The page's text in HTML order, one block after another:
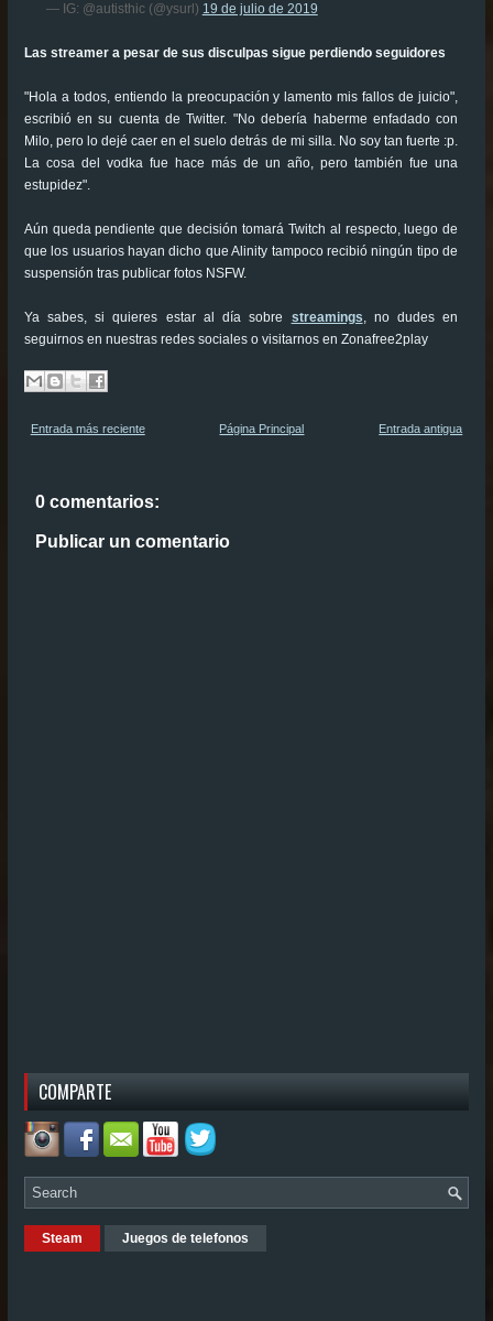
— IG: @autisthic (@ysurl) 19 de julio de 2019
Las streamer a pesar de sus disculpas sigue perdiendo seguidores
"Hola a todos, entiendo la preocupación y lamento mis fallos de juicio",
escribió en su cuenta de Twitter. "No debería haberme enfadado con
Milo, pero lo dejé caer en el suelo detrás de mi silla. No soy tan fuerte :p.
La cosa del vodka fue hace más de un año, pero también fue una
estupidez".
Aún queda pendiente que decisión tomará Twitch al respecto, luego de
que los usuarios hayan dicho que Alinity tampoco recibió ningún tipo de
suspensión tras publicar fotos NSFW.
Ya sabes, si quieres estar al día sobre streamings, no dudes en
seguirnos en nuestras redes sociales o visitarnos en Zonafree2play
Entrada más reciente Entrada antigua
Página Principal
0 comentarios:
Publicar un comentario
COMPARTE
Steam Juegos de telefonos